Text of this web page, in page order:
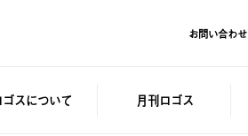
お問い合わせ
ゴスについて 月刊ロゴス